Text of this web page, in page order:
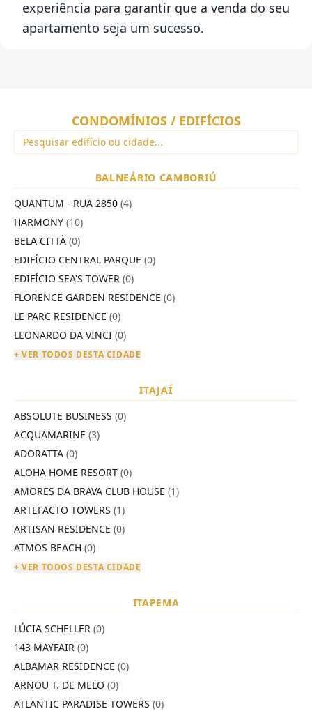
experiência para garantir que a venda do seu
apartamento seja um sucesso.
CONDOMÍNIOS / EDIFÍCIOS
BALNEÁRIO CAMBORIÚ
QUANTUM - RUA 2850 (4)
HARMONY (10)
BELA CITTÀ (0)
EDIFÍCIO CENTRAL PARQUE (0)
EDIFÍCIO SEA'S TOWER (0)
FLORENCE GARDEN RESIDENCE (0)
LE PARC RESIDENCE (0)
LEONARDO DA VINCI (0)
+ VER TODOS DESTA CIDADE
ITAJAÍ
ABSOLUTE BUSINESS (0)
ACQUAMARINE (3)
ADORATTA (0)
ALOHA HOME RESORT (0)
AMORES DA BRAVA CLUB HOUSE (1)
ARTEFACTO TOWERS (1)
ARTISAN RESIDENCE (0)
ATMOS BEACH (0)
+ VER TODOS DESTA CIDADE
ITAPEMA
LÚCIA SCHELLER (0)
143 MAYFAIR (0)
ALBAMAR RESIDENCE (0)
ARNOU T. DE MELO (0)
ATLANTIC PARADISE TOWERS (0)